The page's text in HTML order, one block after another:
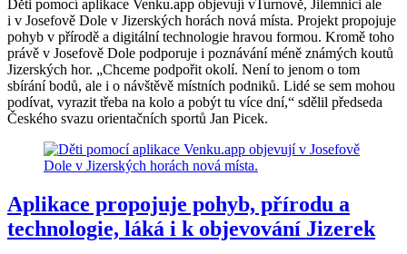
Děti pomocí aplikace Venku.app objevují vTurnově, Jilemnici ale
i v Josefově Dole v Jizerských horách nová místa. Projekt propojuje
pohyb v přírodě a digitální technologie hravou formou. Kromě toho
právě v Josefově Dole podporuje i poznávání méně známých koutů
Jizerských hor. „Chceme podpořit okolí. Není to jenom o tom
sbírání bodů, ale i o návštěvě místních podniků. Lidé se sem mohou
podívat, vyrazit třeba na kolo a pobýt tu více dní,“ sdělil předseda
Českého svazu orientačních sportů Jan Picek.
Aplikace propojuje pohyb, přírodu a
technologie, láká i k objevování Jizerek